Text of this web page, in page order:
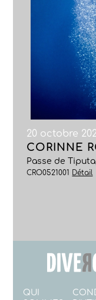
20 octobre
CORINNE
Passe de
CRO0521001 Détail
QUI